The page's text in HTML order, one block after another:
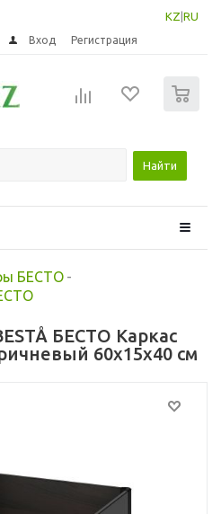
KZ RU
Вход Регистрация
Найти
БЕСТО -
БЕСТО Каркас
60x15x40 см